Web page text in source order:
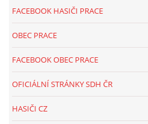
FACEBOOK HASIČI PRACE
OBEC PRACE
FACEBOOK OBEC PRACE
OFICIÁLNÍ STRÁNKY SDH ČR
HASIČI CZ